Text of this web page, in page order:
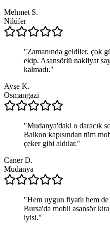
Mehmet S.
Nilüfer
"Zamanında geldiler, çok
ekip. Asansörlü nakliyat
kalmadı."
Ayşe K.
Osmangazi
"Mudanya'daki o daracık
Balkon kapısından tüm
çeker gibi aldılar."
Caner D.
Mudanya
"Hem uygun fiyatlı hem
Bursa'da mobil asansör
iyisi."